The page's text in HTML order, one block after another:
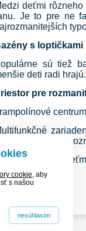
deťmi
Je to pre ne
s loptičkami
sú tiež
deti radi
pre
priestor pre
že tam s
cookie, aby
s našou
nesúhlasím